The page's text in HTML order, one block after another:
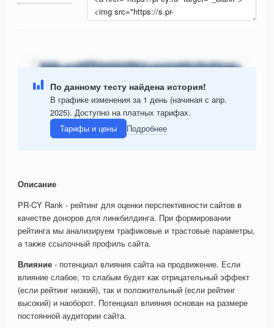
По данному тесту найдена история!
В графике изменения за 1 день (начиная с апр.
2025). Доступно на платных тарифах.
Тарифы и цены
Подробнее
Описание
PR-CY Rank - рейтинг для оценки перспективности сайтов в
качестве доноров для линкбилдинга. При формировании
рейтинга мы анализируем трафиковые и трастовые параметры,
а также ссылочный профиль сайта.
Влияние - потенциал влияния сайта на продвижение. Если
влияние слабое, то слабым будет как отрицательный эффект
(если рейтинг низкий), так и положительный (если рейтинг
высокий) и наоборот. Потенциал влияния основан на размере
постоянной аудитории сайта.